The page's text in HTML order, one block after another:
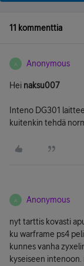
11 kommenttia
A Anonymous
Hei naksu007
Inteno DG301
kuitenkin tehdä
A Anonymous
nyt tarttis kovasti
ku warframe ps4
kunnes vanha
kyseiseen